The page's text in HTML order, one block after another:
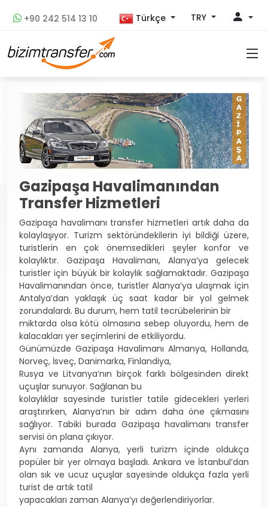
+90 242 514 13 10 Türkçe TRY
Gazipaşa Havalimanından
Transfer Hizmetleri
Gazipaşa havalimanı transfer hizmetleri artık daha da
kolaylaşıyor. Turizm sektöründekilerin iyi bildiği üzere,
turistlerin en çok önemsedikleri şeyler konfor ve
kolaylıktır. Gazipaşa Havalimanı, Alanya’ya gelecek
turistler için büyük bir kolaylık sağlamaktadır. Gazipaşa
Havalimanından önce, turistler Alanya’ya ulaşmak için
Antalya’dan yaklaşık üç saat kadar bir yol gelmek
zorundalardı. Bu durum, hem tatil tecrübelerinin bir
miktarda olsa kötü olmasına sebep oluyordu, hem de
kalacakları yer seçimlerini de etkiliyordu.
Günümüzde Gazipaşa Havalimanı Almanya, Hollanda,
Norveç, İsveç, Danimarka, Finlandiya,
Rusya ve Litvanya’nın birçok farklı bölgesinden direkt
uçuşlar sunuyor. Sağlanan bu
kolaylıklar sayesinde turistler tatile gidecekleri yerleri
araştırırken, Alanya’nın bir adım daha öne çıkmasını
sağlıyor. Tabiki burada Gazipaşa havalimanı transfer
servisi ön plana çıkıyor.
Aynı zamanda Alanya, yerli turizm içinde oldukça
popüler bir yer olmaya başladı. Ankara ve İstanbul’dan
olan sık ve ucuz uçuşlar sayesinde oldukça fazla yerli
turist de artık tatil
yapacakları zaman Alanya’yı değerlendiriyorlar.